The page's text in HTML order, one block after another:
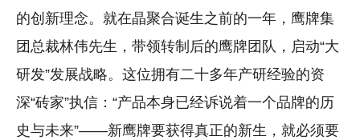
的创新理念。就在晶聚合诞生之前的一年，鹰牌集
团总裁林伟先生，带领转制后的鹰牌团队，启动“大
研发”发展战略。这位拥有二十多年产研经验的资
深“砖家”执信：“产品本身已经诉说着一个品牌的历
史与未来”——新鹰牌要获得真正的新生，就必须要